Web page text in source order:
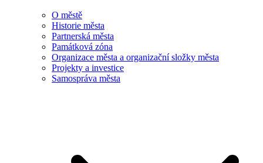
O městě
Historie města
Partnerská města
Památková zóna
Organizace města a organizační složky města
Projekty a investice
Samospráva města